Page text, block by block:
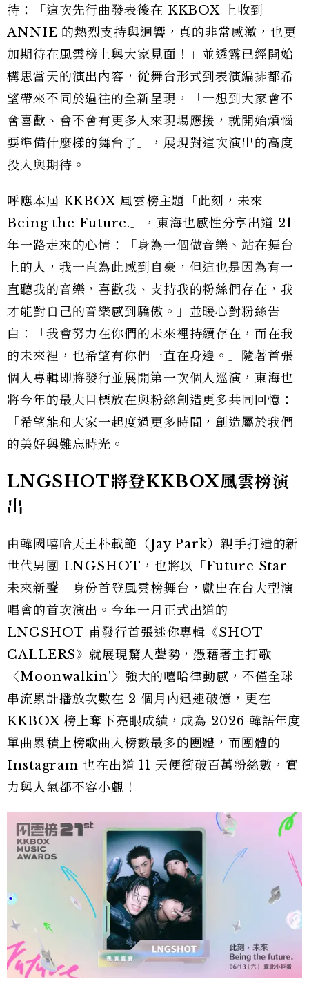
持：「這次先行曲發表後在 KKBOX 上收到
ANNIE 的熱烈支持與迴響，真的非常感激，也更
加期待在風雲榜上與大家見面！」並透露已經開始
構思當天的演出內容，從舞台形式到表演編排都希
望帶來不同於過往的全新呈現，「一想到大家會不
會喜歡、會不會有更多人來現場應援，就開始煩惱
要準備什麼樣的舞台了」，展現對這次演出的高度
投入與期待。
呼應本屆 KKBOX 風雲榜主題「此刻，未來
Being the Future.」，東海也感性分享出道 21
年一路走來的心情：「身為一個做音樂、站在舞台
上的人，我一直為此感到自豪，但這也是因為有一
直聽我的音樂，喜歡我、支持我的粉絲們存在，我
才能對自己的音樂感到驕傲。」並暖心對粉絲告
白：「我會努力在你們的未來裡持續存在，而在我
的未來裡，也希望有你們一直在身邊。」隨著首張
個人專輯即將發行並展開第一次個人巡演，東海也
將今年的最大目標放在與粉絲創造更多共同回憶：
「希望能和大家一起度過更多時間，創造屬於我們
的美好與難忘時光。」
LNGSHOT將登KKBOX風雲榜演
出
由韓國嘻哈天王朴載範（Jay Park）親手打造的新
世代男團 LNGSHOT，也將以「Future Star
未來新聲」身份首登風雲榜舞台，獻出在台大型演
唱會的首次演出。今年一月正式出道的
LNGSHOT 甫發行首張迷你專輯《SHOT
CALLERS》就展現驚人聲勢，憑藉著主打歌
〈Moonwalkin'〉強大的嘻哈律動感，不僅全球
串流累計播放次數在 2 個月內迅速破億，更在
KKBOX 榜上奪下亮眼成績，成為 2026 韓語年度
單曲累積上榜歌曲入榜數最多的團體，而團體的
Instagram 也在出道 11 天便衝破百萬粉絲數，實
力與人氣都不容小覷！